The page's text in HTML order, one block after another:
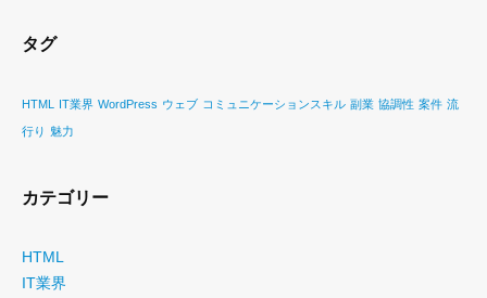
タグ
HTML IT業界 WordPress ウェブ コミュニケーションスキル 副業 協調性 案件 流
行り 魅力
カテゴリー
HTML
IT業界